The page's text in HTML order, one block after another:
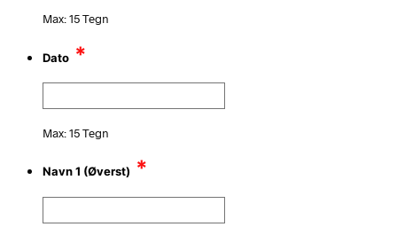
Max: 15 Tegn
Dato *
Max: 15 Tegn
Navn 1 (Øverst) *